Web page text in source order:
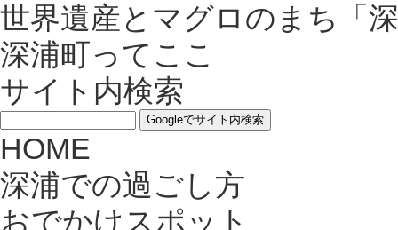
世界遺産とマグロのまち「
深浦町ってここ
サイト内検索
HOME
深浦での過ごし方
おでかけスポット